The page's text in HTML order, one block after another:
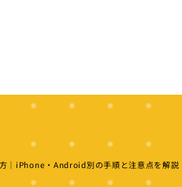
｜iPhone・Android別の手順と注意点を解説